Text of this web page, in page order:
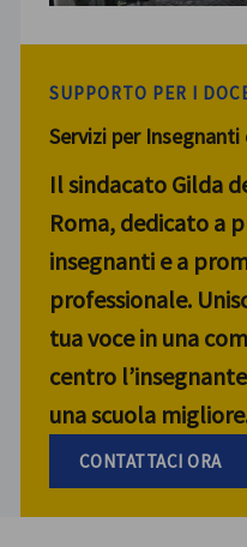
SUPPORTO PER I
Servizi per
Il sindacato Gilda
Roma, dedicato a
insegnanti e a
professionale.
tua voce in una
centro
una scuola
CONTATTACI ORA